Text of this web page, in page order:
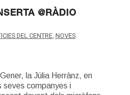
@RÀDIO
DEL CENTRE, NOVES
la Júlia Herrànz, en
seves companyes i